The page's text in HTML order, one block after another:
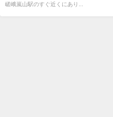
嵯峨嵐山駅のすぐ近くにあり...